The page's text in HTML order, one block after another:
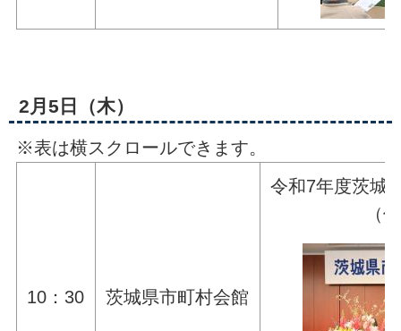
2月5日（木）
※表は横スクロールできます。
10：30 茨城県市町村会館
令和7年度茨城
（